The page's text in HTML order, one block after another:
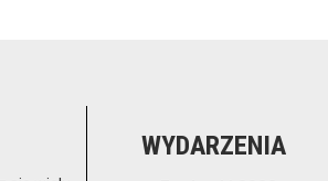
WYDARZENIA